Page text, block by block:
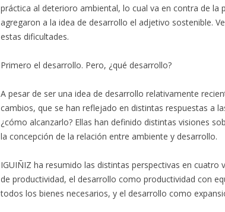
práctica al deterioro ambiental, lo cual va en contra de la
agregaron a la idea de desarrollo el adjetivo sostenible.
estas dificultades.
Primero el desarrollo. Pero, ¿qué desarrollo?
A pesar de ser una idea de desarrollo relativamente
cambios, que se han reflejado en distintas respuestas a
¿cómo alcanzarlo? Ellas han definido distintas visiones
la concepción de la relación entre ambiente y desarrollo.
IGUIÑIZ ha resumido las distintas perspectivas en
de productividad, el desarrollo como productividad con
todos los bienes necesarios, y el desarrollo como